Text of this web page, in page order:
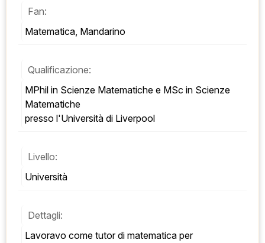
Fan:
Matematica, Mandarino
Qualificazione:
MPhil in Scienze Matematiche e MSc in Scienze
Matematiche
presso l'Università di Liverpool
Livello:
Università
Dettagli:
Lavoravo come tutor di matematica per